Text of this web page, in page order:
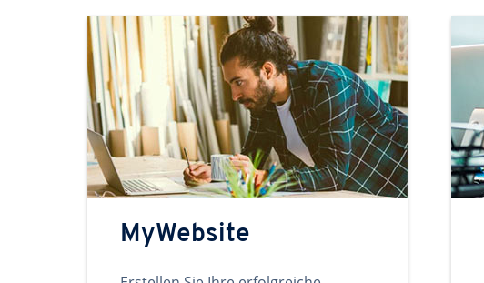
MyWebsite